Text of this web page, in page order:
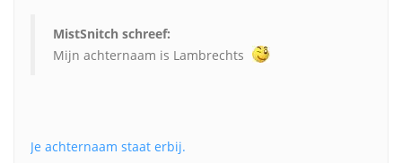
MistSnitch schreef:
Mijn achternaam is Lambrechts
Je achternaam staat erbij.